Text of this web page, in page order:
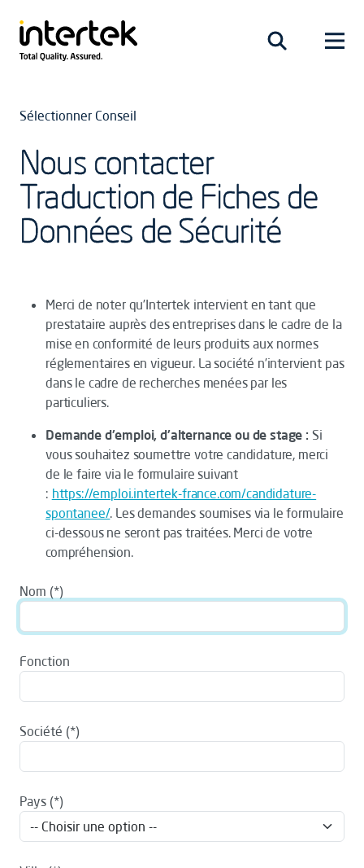
Sélectionner Conseil
Nous contacter
Traduction de Fiches de
Données de Sécurité
Merci de noter qu’Intertek intervient en tant que
prestataire auprès des entreprises dans le cadre de la
mise en conformité de leurs produits aux normes
réglementaires en vigueur. La société n’intervient pas
dans le cadre de recherches menées par les
particuliers.
Demande d'emploi, d'alternance ou de stage : Si
vous souhaitez soumettre votre candidature, merci
de le faire via le formulaire suivant
: https://emploi.intertek-france.com/candidature-
spontanee/. Les demandes soumises via le formulaire
ci-dessous ne seront pas traitées. Merci de votre
compréhension.
Nom
Fonction
Société
Pays